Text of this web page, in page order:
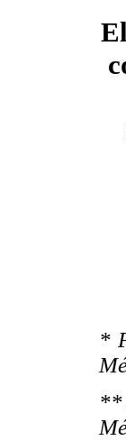
El
*
**